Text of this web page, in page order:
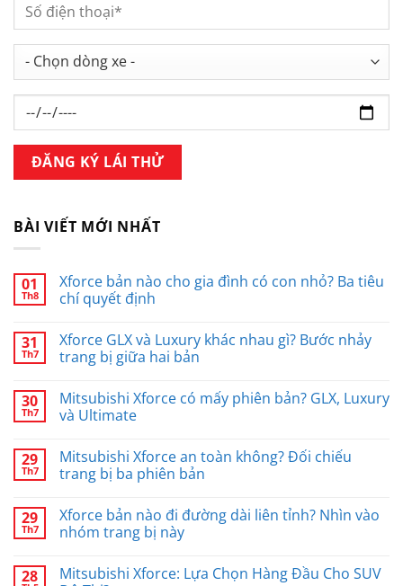
BÀI VIẾT MỚI NHẤT
01
Th8
Xforce bản nào cho gia đình có con nhỏ? Ba tiêu
chí quyết định
31
Th7
Xforce GLX và Luxury khác nhau gì? Bước nhảy
trang bị giữa hai bản
30
Th7
Mitsubishi Xforce có mấy phiên bản? GLX, Luxury
và Ultimate
29
Th7
Mitsubishi Xforce an toàn không? Đối chiếu
trang bị ba phiên bản
29
Th7
Xforce bản nào đi đường dài liên tỉnh? Nhìn vào
nhóm trang bị này
28
Mitsubishi Xforce: Lựa Chọn Hàng Đầu Cho SUV